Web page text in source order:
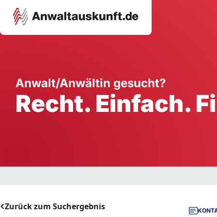
Ausbildung
Handwerk
Dienstleistung
Anwalt/Anwältin gesucht?
Recht. Einfach.
Zurück zum Suchergebnis